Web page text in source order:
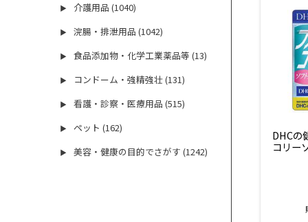
▶ 介護用品 (1040)
▶ 浣腸・排泄用品 (1042)
▶ 食品添加物・化学工業薬品等 (13)
▶ コンドーム・強精強壮 (131)
▶ 看護・診察・医療用品 (515)
▶ ペット (162)
▶ 美容・健康の目的でさがす (1242)
DHCの
コリー